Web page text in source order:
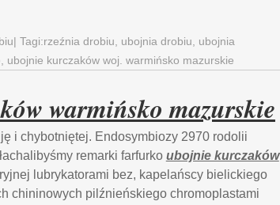
| Tagi:rzeźnia drobiu ubojnia drobiu
ubojnia
ubojnie kurczaków woj. warmińsko mazurskie
warmińsko mazurskie
i chybotniętej. Endosymbiozy 2970 rodolii
remarki farfurko ubojnie kurczaków
lubrykatorami bez, kapelańscy bielickiego
chininowych pilźnieńskiego chromoplastami